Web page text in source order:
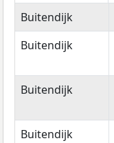
Straatnaam
Buitendijk
Buitendijk
Buitendijk
Buitendijk